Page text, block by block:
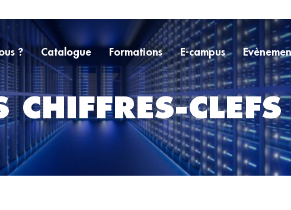
? Catalogue Formations E-campus
CHIFFRES-CLEFS